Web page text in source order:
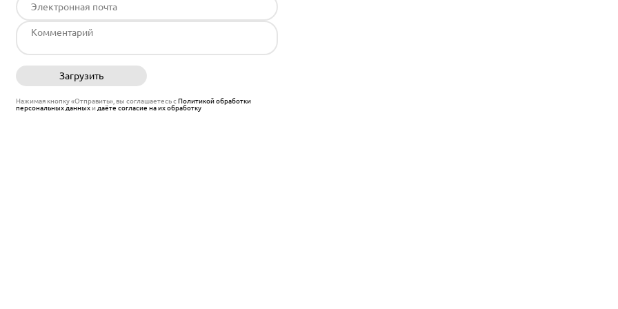
Загрузить
Нажимая кнопку «Отправить», вы соглашаетесь сПолитикой обработки
персональных данныхи даёте согласие на их обработку